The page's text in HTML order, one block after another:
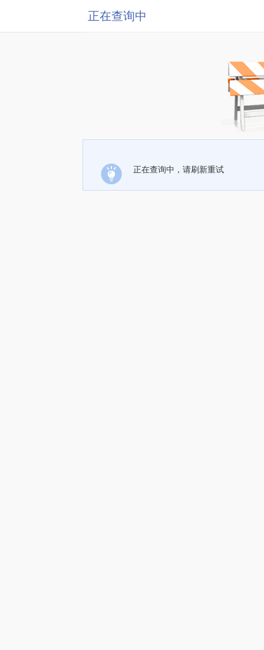
正在查询中
正在查询中，请刷新重试